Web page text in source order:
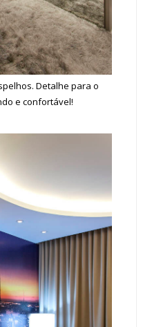
Detalhe para o
e confortável!